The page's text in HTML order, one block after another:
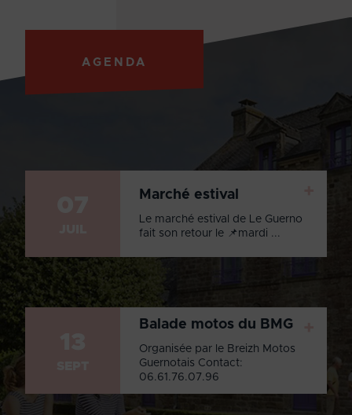
AGENDA
Marché estival
Le marché estival de Le Guerno
fait son retour le 📌mardi ...
Balade motos du BMG
Organisée par le Breizh Motos
Guernotais Contact:
06.61.76.07.96